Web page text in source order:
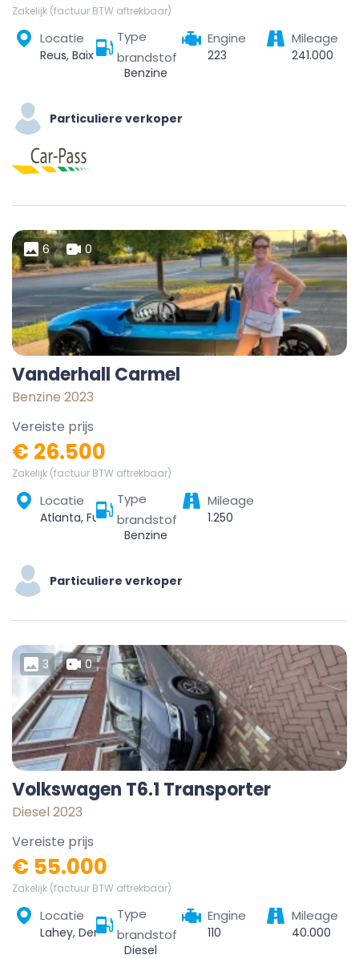
Zakelijk (factuur BTW aftrekbaar)
Locatie
Reus, Baix Camp, Tarragona, Catalonia, Spain
Type
brandstof
Benzine
Engine
223
Mileage
241.000
Particuliere verkoper
6 0
Vanderhall Carmel
Benzine 2023
Vereiste prijs
€ 26.500
Zakelijk (factuur BTW aftrekbaar)
Locatie
Atlanta, Fulton County, Georgia, United States
Type
brandstof
Benzine
Mileage
1.250
Particuliere verkoper
3 0
Volkswagen T6.1 Transporter
Diesel 2023
Vereiste prijs
€ 55.000
Zakelijk (factuur BTW aftrekbaar)
Locatie
Lahey, Den Haag, Zuid-Holland, Hollanda
Type
brandstof
Diesel
Engine
110
Mileage
40.000